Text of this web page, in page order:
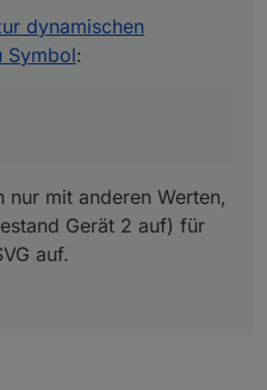
dynamischen
Symbol:
nur mit anderen Werten,
Gerät 2 auf) für
auf.